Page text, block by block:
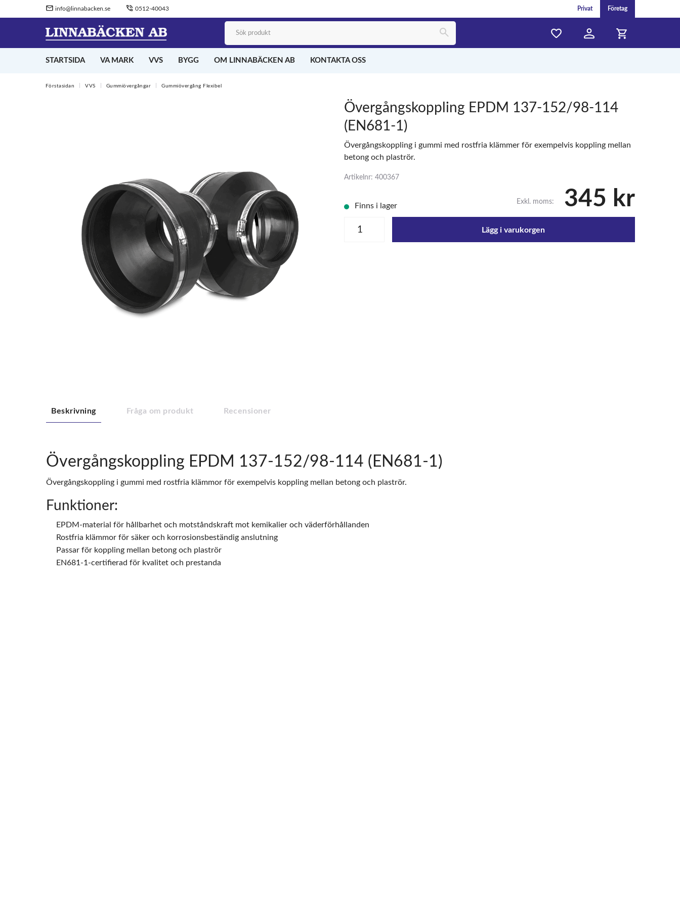
Privat Företag
info@linnabacken.se 0512-40043
STARTSIDA VA MARK VVS BYGG OM LINNABÄCKEN AB KONTAKTA OSS
Förstasidan VVS Gummiövergångar Gummiövergång Flexibel
Övergångskoppling EPDM 137-152/98-114
(EN681-1)
Övergångskoppling i gummi med rostfria klämmer för exempelvis koppling mellan
betong och plaströr.
Artikelnr: 400367
Finns i lager Exkl. moms: 345 kr
Lägg i varukorgen
Beskrivning Fråga om produkt Recensioner
Övergångskoppling EPDM 137-152/98-114 (EN681-1)
Övergångskoppling i gummi med rostfria klämmor för exempelvis koppling mellan betong och plaströr.
Funktioner:
EPDM-material för hållbarhet och motståndskraft mot kemikalier och väderförhållanden
Rostfria klämmor för säker och korrosionsbeständig anslutning
Passar för koppling mellan betong och plaströr
EN681-1-certifierad för kvalitet och prestanda